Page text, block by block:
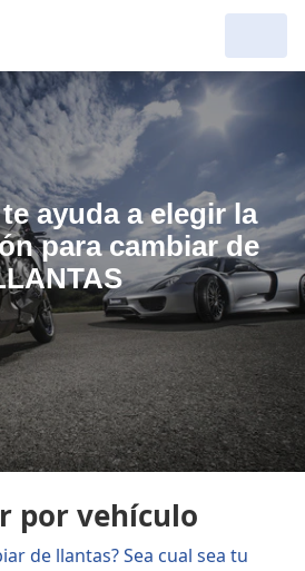
ayuda a elegir la
para cambiar de
por vehículo
de llantas? Sea cual sea tu